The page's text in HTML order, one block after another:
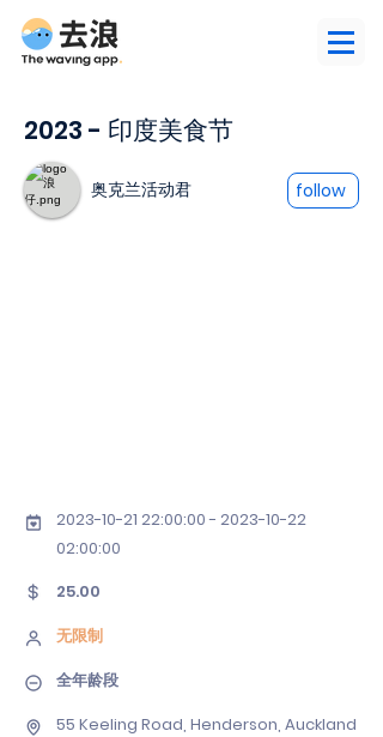
2023 - 印度美食节
奥克兰活动君 follow
2023-10-21 22:00:00 - 2023-10-22
02:00:00
25.00
无限制
全年龄段
55 Keeling Road, Henderson, Auckland